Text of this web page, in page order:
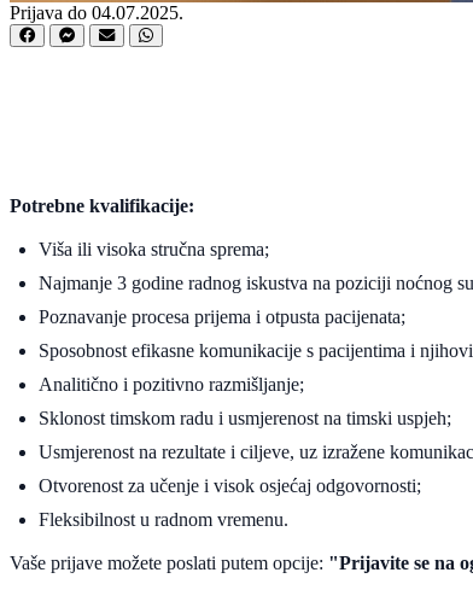
Prijava do 04.07.2025.
Potrebne kvalifikacije:
Viša ili visoka stručna sprema;
Najmanje 3 godine radnog iskustva na poziciji noćnog
Poznavanje procesa prijema i otpusta pacijenata;
Sposobnost efikasne komunikacije s pacijentima i
Analitično i pozitivno razmišljanje;
Sklonost timskom radu i usmjerenost na timski uspjeh;
Usmjerenost na rezultate i ciljeve, uz izražene
Otvorenost za učenje i visok osjećaj odgovornosti;
Fleksibilnost u radnom vremenu.
Vaše prijave možete poslati putem opcije: "Prijavite se na